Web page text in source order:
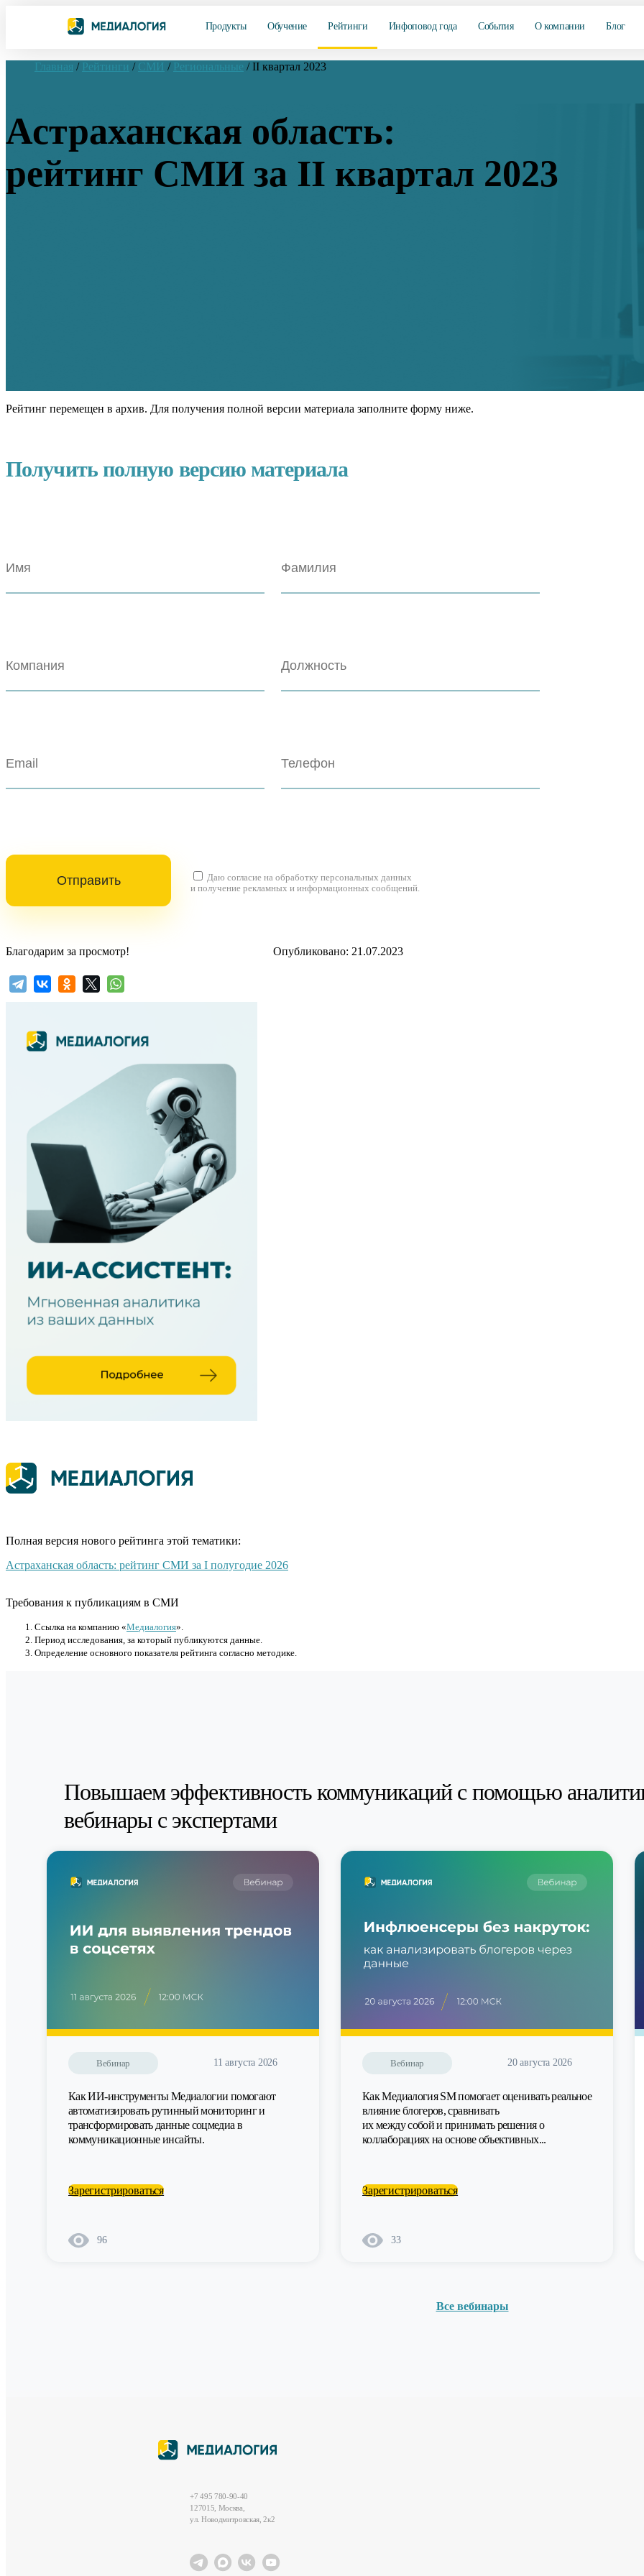
Продукты Обучение Рейтинги Инфоповод года События О компании Блог
Главная / Рейтинги / СМИ / Региональные / II квартал 2023
Астраханская область:
рейтинг СМИ за II квартал 2023
Рейтинг перемещен в архив. Для получения полной версии материала заполните форму ниже.
Получить полную версию материала
Даю согласие на обработку персональных данных
и получение рекламных и информационных сообщений.
Благодарим за просмотр! Опубликовано: 21.07.2023
Полная версия нового рейтинга этой тематики:
Астраханская область: рейтинг СМИ за I полугодие 2026
Требования к публикациям в СМИ
Cсылка на компанию «Медиалогия».
Период исследования, за который публикуются данные.
Определение основного показателя рейтинга согласно методике.
Повышаем эффективность коммуникаций с помощью
вебинары с экспертами
Вебинар 11 августа 2026
Как ИИ-инструменты Медиалогии помогают
автоматизировать рутинный мониторинг и
трансформировать данные соцмедиа в
коммуникационные инсайты.
Зарегистрироваться
96
Вебинар 20 августа 2026
Как Медиалогия SM помогает оценивать реальное
влияние блогеров, сравнивать
их между собой и принимать решения о
коллаборациях на основе объективных...
Зарегистрироваться
33
Все вебинары
+7 495 780-90-40
127015, Москва,
ул. Новодмитровская, 2к2